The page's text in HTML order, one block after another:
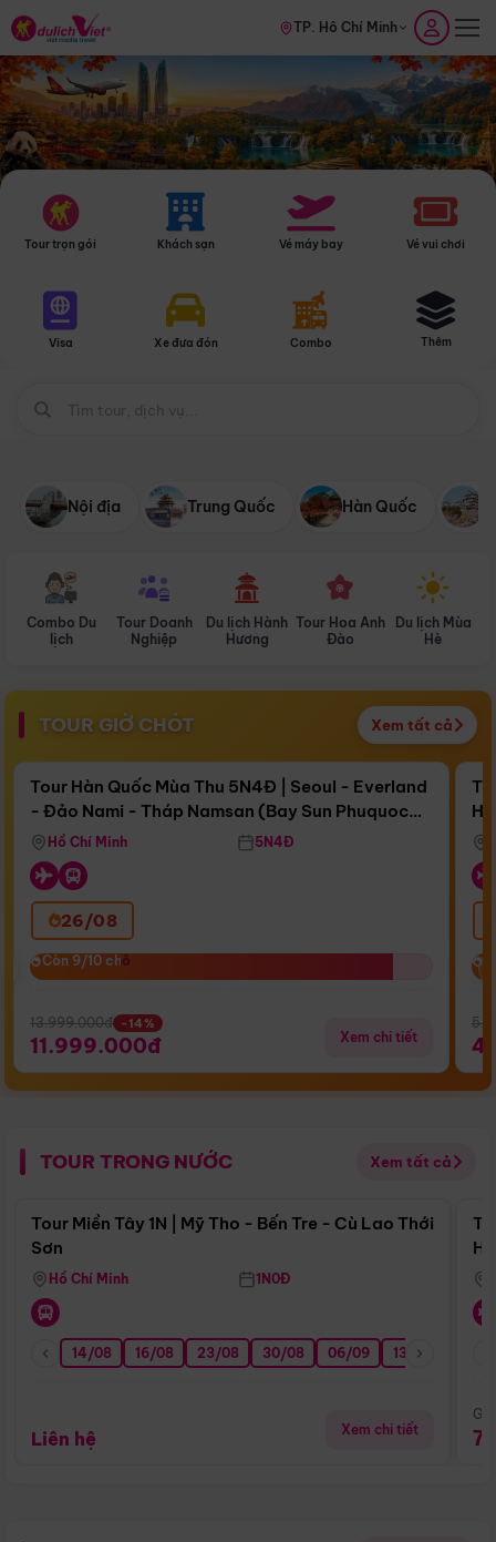
TP. Hồ Chí Minh
Tour trọn gói Khách sạn Vé máy bay Vé vui chơi
Visa Xe đưa đón Combo Thêm
Nội địa Trung Quốc Hàn Quốc
Combo Du
lịch
Tour Doanh
Nghiệp
Du lịch Hành
Hương
Tour Hoa Anh
Đào
Du lịch Mùa
Hè
TOUR GIỜ CHÓT Xem tất cả
Còn16 ngày 14:20:33
Bay Sun Phuquoc Airways
Điểm nổi bật
Tour Hàn Quốc Mùa Thu 5N4Đ | Seoul - Everland
- Đảo Nami - Tháp Namsan (Bay Sun Phuquoc
Airways)
Hồ Chí Minh 5N4Đ
26/08
Còn 9/10 chỗ
Còn 9/10 chỗ
13.999.000đ -14%
11.999.000đ Xem chi tiết
TOUR TRONG NƯỚC Xem tất cả
Điểm nổi bật
Tour Miền Tây 1N | Mỹ Tho - Bến Tre - Cù Lao Thới
Sơn
Hồ Chí Minh 1N0Đ
14/08 16/08 23/08 30/08 06/09 13/09
Liên hệ Xem chi tiết